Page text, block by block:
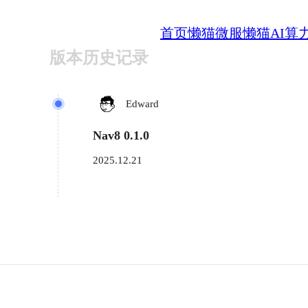
首页懒猫微服懒猫AI算
版本历史记录
Edward
Nav8 0.1.0
2025.12.21